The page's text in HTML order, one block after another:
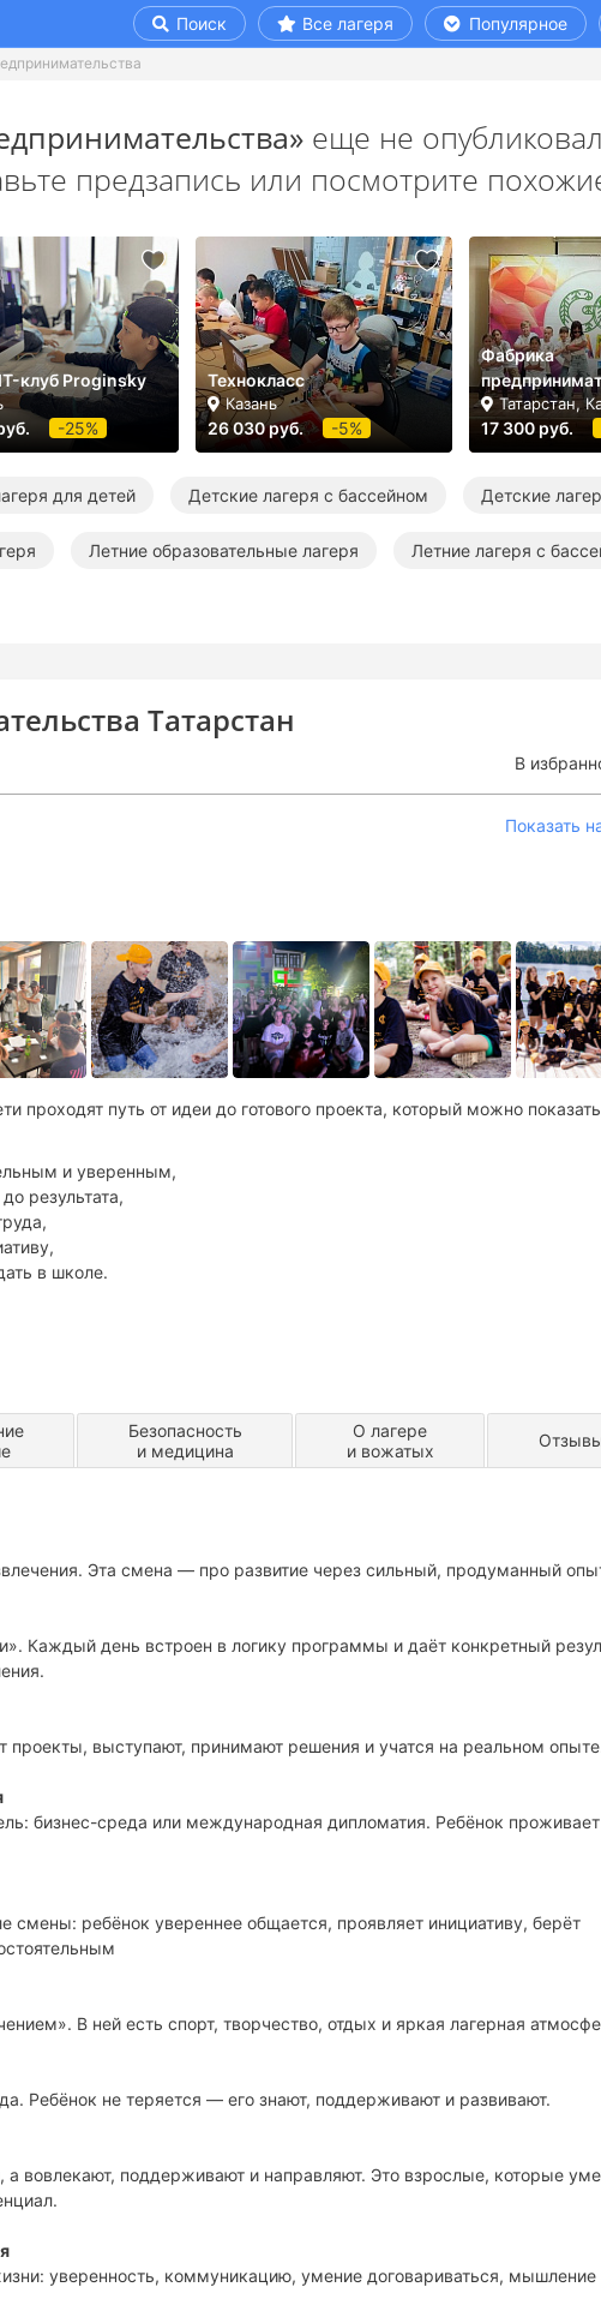
Поиск Все лагеря Популярное
Татарстан
В
Показать
проходят путь от идеи до готового проекта, который можно
и уверенным,
результата,
в школе.
«Я могу больше, чем думал».
Безопасность
и медицина
О лагере
и вожатых
Эта смена — про развитие через сильный, продуманный
Каждый день встроен в логику программы и даёт конкретный
выступают, принимают решения и учатся на реальном
бизнес-среда или международная дипломатия. Ребёнок проживает
смены: ребёнок увереннее общается, проявляет инициативу, берёт
В ней есть спорт, творчество, отдых и яркая лагерная
Ребёнок не теряется — его знают, поддерживают и развивают.
а вовлекают, поддерживают и направляют. Это взрослые, которые
уверенность, коммуникацию, умение договариваться, мышление
еще не
предзапись или посмотрите
клуб Proginsky
-25%
Технокласс
Казань
26 030 руб. -5%
Фабрика
Татарстан,
17 300 руб.
для детей Детские лагеря с бассейном Детские
Летние образовательные лагеря Летние лагеря с